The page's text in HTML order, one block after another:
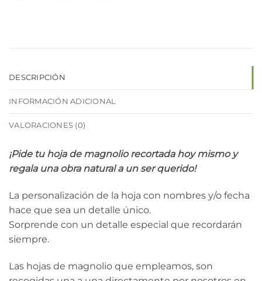
DESCRIPCIÓN
INFORMACIÓN ADICIONAL
VALORACIONES (0)
¡Pide tu hoja de magnolio recortada hoy mismo y
regala una obra natural a un ser querido!
La personalización de la hoja con nombres y/o fecha
hace que sea un detalle único.
Sorprende con un detalle especial que recordarán
siempre.
Las hojas de magnolio que empleamos, son